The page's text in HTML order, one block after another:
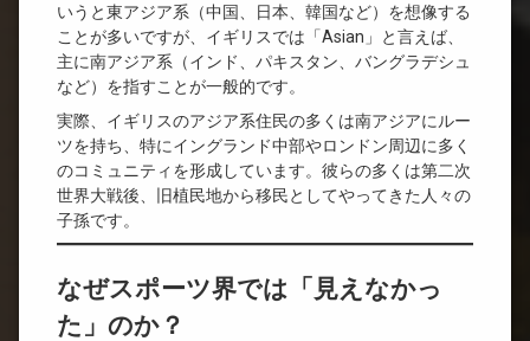
いうと東アジア系（中国、日本、韓国など）を想像する
ことが多いですが、イギリスでは「Asian」と言えば、
主に南アジア系（インド、パキスタン、バングラデシュ
など）を指すことが一般的です。
実際、イギリスのアジア系住民の多くは南アジアにルー
ツを持ち、特にイングランド中部やロンドン周辺に多く
のコミュニティを形成しています。彼らの多くは第二次
世界大戦後、旧植民地から移民としてやってきた人々の
子孫です。
なぜスポーツ界では「見えなかっ
た」のか？